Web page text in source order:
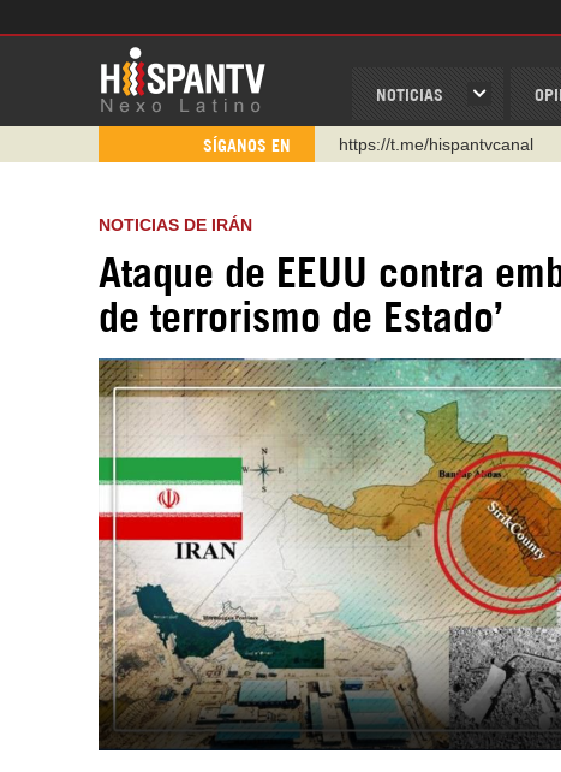
NOTICIAS
SÍGANOS EN
https://t.me/hispantvcanal
https://www.facebook.com/
https://www.youtube.com/
http://twitter.com/nexo_latino
NOTICIAS DE IRÁN
Ataque de EEUU contra
de terrorismo de Estado’